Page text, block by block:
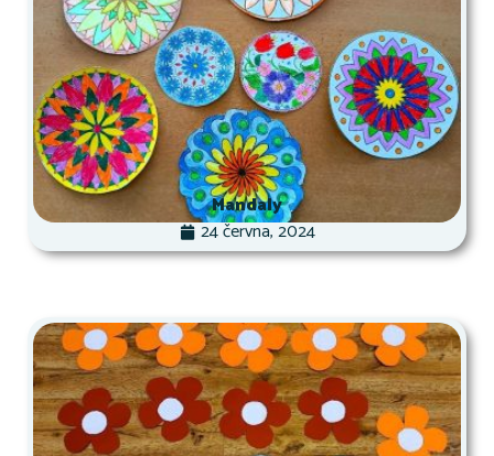
Mandaly
24 června, 2024